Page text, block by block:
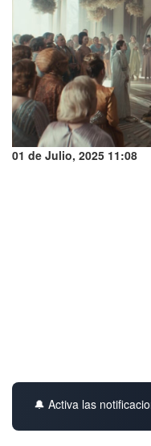
01 de Julio, 2025 11:08
🔔 Activa las